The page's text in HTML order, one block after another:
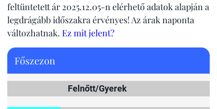
feltüntetett ár 2025.12.05-n elérhető adatok alapján a
legdrágább időszakra érvényes! Az árak naponta
változhatnak. Ez mit jelent?
Főszezon
Felnőtt/Gyerek